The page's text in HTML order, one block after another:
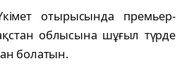
отырысында премьер-
облысына шұғыл түрде
болатын.